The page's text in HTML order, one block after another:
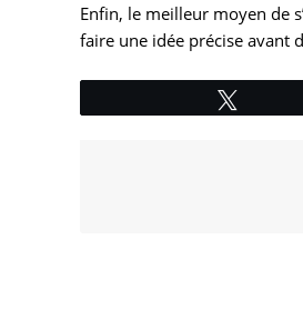
Enfin, le meilleur moyen de
faire une idée précise avant